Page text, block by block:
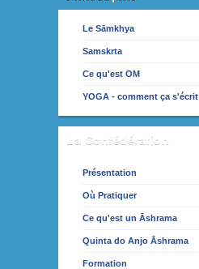
Le Sāmkhya
Samskrta
Ce qu'est OM
YOGA - comment ça s'écrit
La Confédération
Présentation
Où Pratiquer
Ce qu'est un Āshrama
Quinta do Anjo Āshrama
Formation